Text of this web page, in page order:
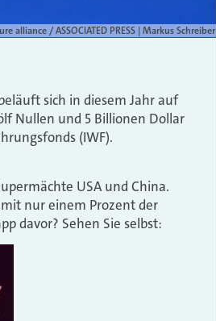
alliance / ASSOCIATED PRESS | Markus Schreiber
sich in diesem Jahr auf
Nullen und 5 Billionen Dollar
(IWF).
USA und China.
nur einem Prozent der
davor? Sehen Sie selbst: